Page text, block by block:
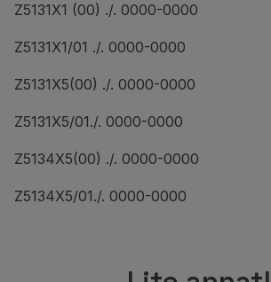
Z5131X1 (00) ./. 0000-0000
Z5131X1/01 ./. 0000-0000
Z5131X5(00) ./. 0000-0000
Z5131X5/01./. 0000-0000
Z5134X5(00) ./. 0000-0000
Z5134X5/01./. 0000-0000